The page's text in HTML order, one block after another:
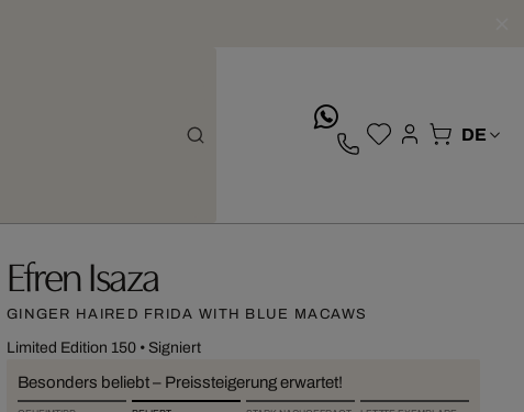
Efren Isaza
GINGER HAIRED FRIDA WITH BLUE MACAWS
Limited Edition 150• Signiert
Besonders beliebt – Preissteigerung erwartet!